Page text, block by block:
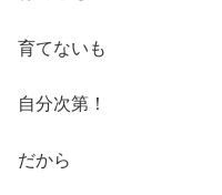
育てないも
自分次第！
だから